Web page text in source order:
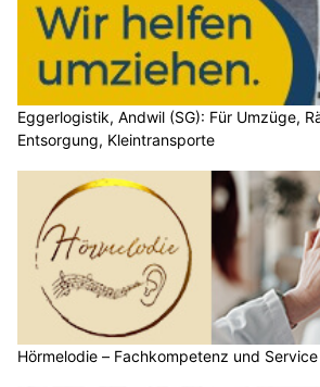
Eggerlogistik, Andwil (SG): Für Umzüge,
Entsorgung, Kleintransporte
Hörmelodie – Fachkompetenz und